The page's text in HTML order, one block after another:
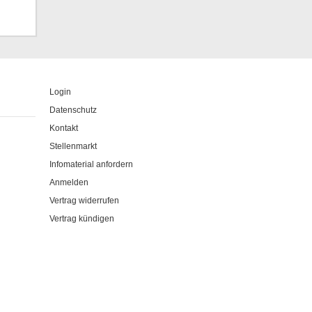
Login
Datenschutz
Kontakt
Stellenmarkt
Infomaterial anfordern
Anmelden
Vertrag widerrufen
Vertrag kündigen